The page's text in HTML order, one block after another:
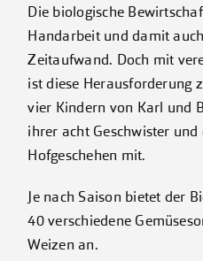
Die biologische
Handarbeit und damit
Zeitaufwand. Doch mit
ist diese Herausforderung
vier Kindern von Karl und
ihrer acht Geschwister
Hofgeschehen mit.
Je nach Saison bietet der
40 verschiedene
Weizen an.